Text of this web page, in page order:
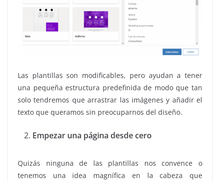
Las plantillas son modificables, pero ayudan a tener
una pequeña estructura predefinida de modo que tan
solo tendremos que arrastrar las imágenes y añadir el
texto que queramos sin preocuparnos del diseño.
Empezar una página desde cero
Quizás ninguna de las plantillas nos convence o
tenemos una idea magnífica en la cabeza que